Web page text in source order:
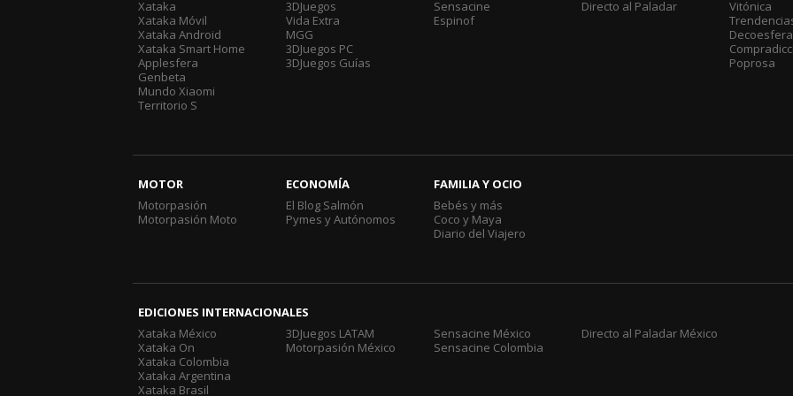
Xataka
Xataka Móvil
Xataka Android
Xataka Smart Home
Applesfera
Genbeta
Mundo Xiaomi
Territorio S
3DJuegos
Vida Extra
MGG
3DJuegos PC
3DJuegos Guías
Sensacine
Espinof
Directo al Paladar
Vitónica
Decoesfera
Poprosa
MOTOR
Motorpasión
Motorpasión Moto
ECONOMÍA
El Blog Salmón
Pymes y Autónomos
FAMILIA Y OCIO
Bebés y más
Coco y Maya
Diario del Viajero
EDICIONES INTERNACIONALES
Xataka México
Xataka On
Xataka Colombia
Xataka Argentina
Xataka Brasil
3DJuegos LATAM
Motorpasión México
Sensacine México
Sensacine Colombia
Directo al Paladar México